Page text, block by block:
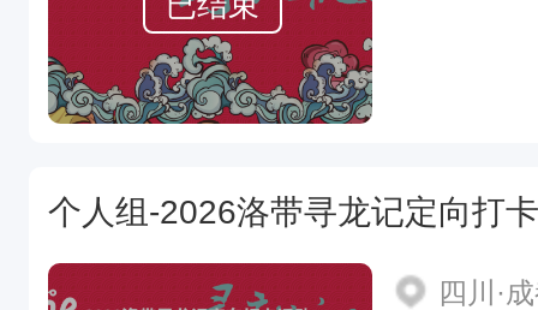
个人组-2026洛带寻龙记定向打
四川·